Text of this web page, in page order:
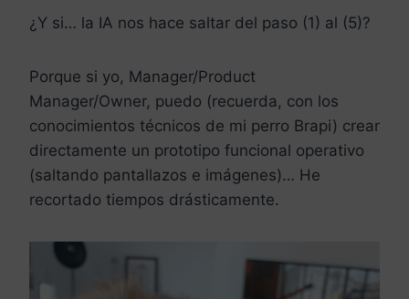
¿Y si… la IA nos hace saltar del paso (1) al (5)?
Porque si yo, Manager/Product
Manager/Owner, puedo (recuerda, con los
conocimientos técnicos de mi perro Brapi) crear
directamente un prototipo funcional operativo
(saltando pantallazos e imágenes)… He
recortado tiempos drásticamente.